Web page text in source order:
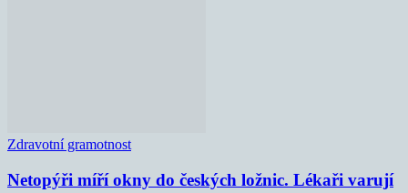
Zdravotní gramotnost
Netopýři míří okny do českých ložnic. Lékaři varují